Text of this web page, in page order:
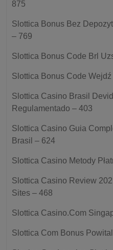
875
Slottica Bonus Bez
– 769
Slottica Bonus Code Brl
Slottica Bonus Code
Slottica Casino Brasil
Regulamentado – 403
Slottica Casino Guia
Brasil – 624
Slottica Casino Metody
Slottica Casino Review
Sites – 468
Slottica Casino.Com
Slottica Com Bonus